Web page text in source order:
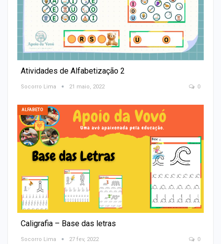
Atividades de Alfabetização 2
Socorro Lima 21 maio, 2022 0
ALFABETO
Caligrafia – Base das letras
Socorro Lima 27 fev, 2022 0